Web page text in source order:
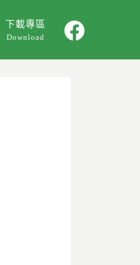
下載專區
Download